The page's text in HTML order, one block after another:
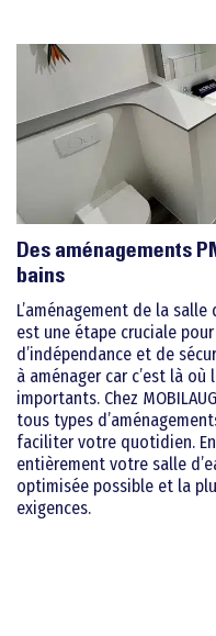
Des aménagements
bains
L’aménagement de la
est une étape cruciale
d’indépendance et de
à aménager car c’est là
importants. Chez
tous types
faciliter votre quotidien.
entièrement votre salle
optimisée possible et la
exigences.